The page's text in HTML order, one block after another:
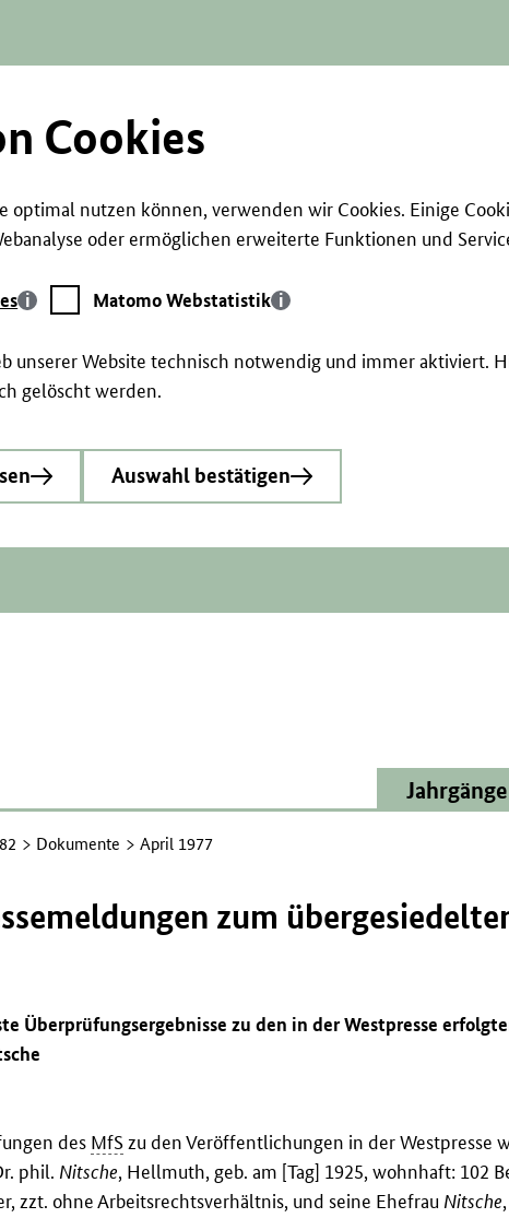
Cookies
optimal nutzen können, verwenden wir Cookies. Einige
oder ermöglichen erweiterte Funktionen und
Matomo
Webstatistik
Matomo Webstatistik
unserer Website technisch notwendig und immer aktiviert.
gelöscht werden.
Auswahl bestätigen
Jahrgänge
Dokumente April 1977
zum
Überprüfungsergebnisse zu den in der Westpresse
des MfSzu den Veröffentlichungen in der Westpresse
phil. Nitsche, Hellmuth, geb. am [Tag] 1925, wohnhaft: 102
zzt. ohne Arbeitsrechtsverhältnis, und seine Ehefrau Nitsche,